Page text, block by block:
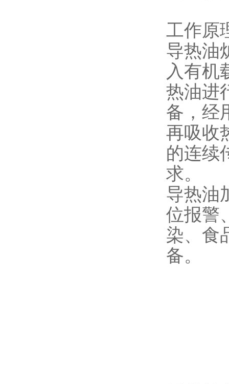
工作原
导热油
入有机
热油进
备，经
再吸收
的连续
求。
导热油
位报警
染、食
备。